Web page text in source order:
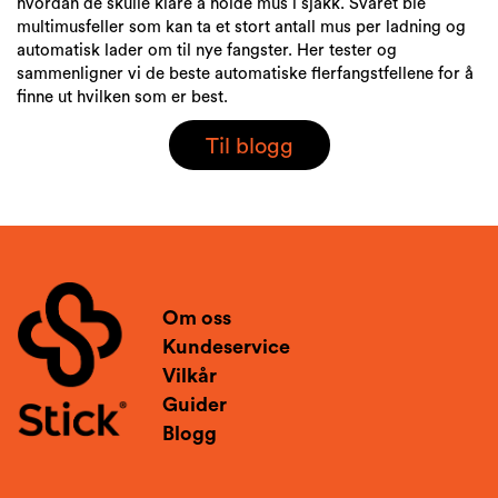
hvordan de skulle klare å holde mus i sjakk. Svaret ble
multimusfeller som kan ta et stort antall mus per ladning og
automatisk lader om til nye fangster. Her tester og
sammenligner vi de beste automatiske flerfangstfellene for å
finne ut hvilken som er best.
Til blogg
Om oss
Kundeservice
Vilkår
Guider
Blogg